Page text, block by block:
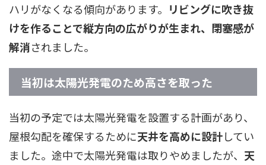
ハリがなくなる傾向があります。 リビングに吹き抜
けを作ることで縦方向の広がりが生まれ、閉塞感が
解消されました。
当初は太陽光発電のため高さを取った
当初の予定では太陽光発電を設置する計画があり、
屋根勾配を確保するために天井を高めに設計してい
ました。途中で太陽光発電は取りやめましたが、 天